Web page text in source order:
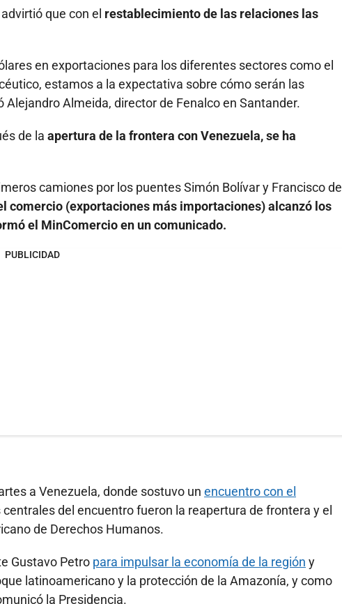
que con el restablecimiento de las relaciones las
en exportaciones para los diferentes sectores como el
estamos a la expectativa sobre cómo serán las
Alejandro Almeida, director de Fenalco en Santander.
de la apertura de la frontera con Venezuela, se ha
camiones por los puentes Simón Bolívar y Francisco de
comercio (exportaciones más importaciones) alcanzó los
el MinComercio en un comunicado.
PUBLICIDAD
a Venezuela, donde sostuvo un encuentro con el
del encuentro fueron la reapertura de frontera y el
de Derechos Humanos.
Gustavo Petro para impulsar la economía de la región y
latinoamericano y la protección de la Amazonía, y como
la Presidencia.